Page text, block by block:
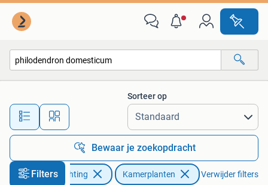
Alle afstanden…
Sorteer op
Bewaar je zoekopdracht
Filters
Huis en Inrichting Kamerplanten Verwijder filters